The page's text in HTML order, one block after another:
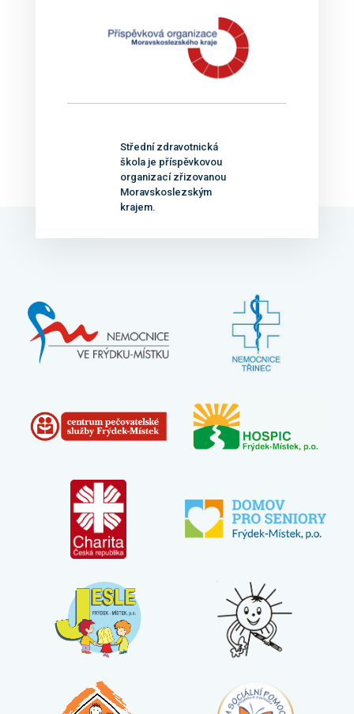
Střední zdravotnická
škola je příspěvkovou
organizací zřizovanou
Moravskoslezským
krajem.